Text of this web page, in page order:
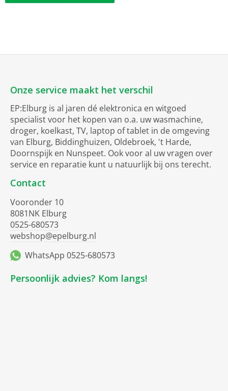
Onze service maakt het verschil
EP:Elburg is al jaren dé elektronica en witgoed
specialist voor het kopen van o.a. uw wasmachine,
droger, koelkast, TV, laptop of tablet in de omgeving
van Elburg, Biddinghuizen, Oldebroek, 't Harde,
Doornspijk en Nunspeet. Ook voor al uw vragen over
service en reparatie kunt u natuurlijk bij ons terecht.
Contact
Vooronder 10
8081NK Elburg
0525-680573
webshop@epelburg.nl
WhatsApp 0525-680573
Persoonlijk advies? Kom langs!